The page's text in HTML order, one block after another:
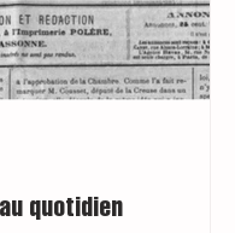
quotidien